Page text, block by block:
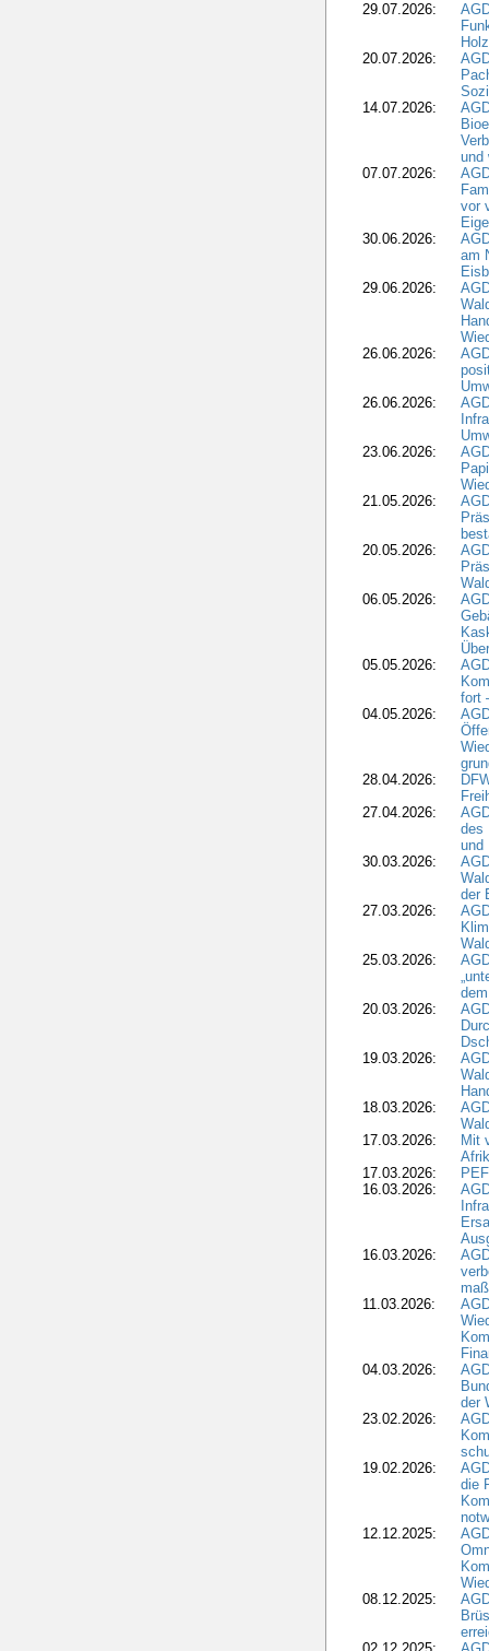
29.07.2026:
20.07.2026:
14.07.2026:
und
07.07.2026:
vor
30.06.2026:
am
29.06.2026:
26.06.2026:
26.06.2026:
23.06.2026:
21.05.2026:
20.05.2026:
06.05.2026:
05.05.2026:
fort
04.05.2026:
28.04.2026:
27.04.2026:
des
und
30.03.2026:
der
27.03.2026:
25.03.2026:
20.03.2026:
19.03.2026:
18.03.2026:
17.03.2026:
Mit
17.03.2026:
16.03.2026:
16.03.2026:
11.03.2026:
04.03.2026:
der
23.02.2026:
19.02.2026:
die
12.12.2025:
08.12.2025: